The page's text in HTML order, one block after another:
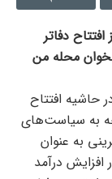
دفاتر
محله من
حاشیه افتتاح
به سیاست‌های
به عنوان
درآمد